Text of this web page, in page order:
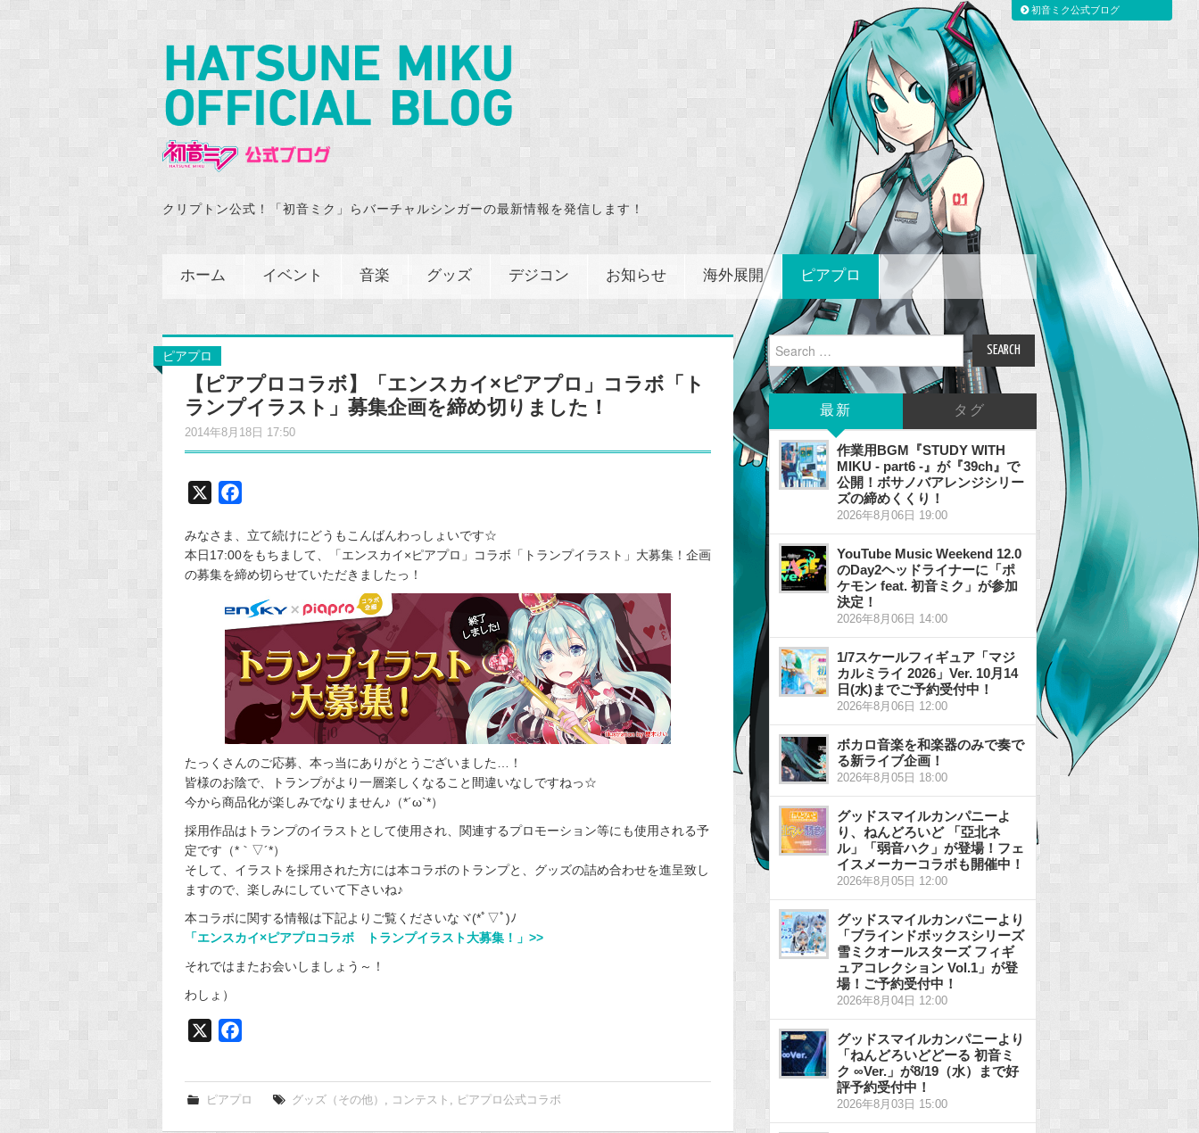
クリプトン公式！「初音ミク」らバーチャルシンガーの最新情報を発信します！
ホーム イベント 音楽 グッズ デジコン お知らせ 海外展開 ピアプロ
ピアプロ
【ピアプロコラボ】「エンスカイ×ピアプロ」コラボ「ト
ランプイラスト」募集企画を締め切りました！
2014年8月18日 17:50
c
e
b
o
o
k
みなさま、立て続けにどうもこんばんわっしょいです☆
本日17:00をもちまして、「エンスカイ×ピアプロ」コラボ「トランプイラスト」大募集！企画
の募集を締め切らせていただきましたっ！
たっくさんのご応募、本っ当にありがとうございました…！
皆様のお陰で、トランプがより一層楽しくなること間違いなしですねっ☆
今から商品化が楽しみでなりません♪（*´ω`*）
採用作品はトランプのイラストとして使用され、関連するプロモーション等にも使用される予
定です（*｀▽´*）
そして、イラストを採用された方には本コラボのトランプと、グッズの詰め合わせを進呈致し
ますので、楽しみにしていて下さいね♪
本コラボに関する情報は下記よりご覧くださいなヾ(*ﾟ▽ﾟ)ﾉ
「エンスカイ×ピアプロコラボ トランプイラスト大募集！」>>
それではまたお会いしましょう～！
わしょ）
e
ピアプロ グッズ（その他） コンテスト ピアプロ公式コラボ
Search
for:
最新 タグ
作業用BGM『STUDY WITH
MIKU - part6 -』が『39ch』で
公開！ボサノバアレンジシリー
ズの締めくくり！
2026年8月06日 19:00
YouTube Music Weekend 12.0
のDay2ヘッドライナーに「ポ
ケモン feat. 初音ミク」が参加
決定！
2026年8月06日 14:00
1/7スケールフィギュア「マジ
カルミライ 2026」Ver. 10月14
日(水)までご予約受付中！
2026年8月06日 12:00
ボカロ音楽を和楽器のみで奏で
る新ライブ企画！
2026年8月05日 18:00
グッドスマイルカンパニーよ
り、ねんどろいど 「亞北ネ
ル」「弱音ハク」が登場！フェ
イスメーカーコラボも開催中！
2026年8月05日 12:00
グッドスマイルカンパニーより
「ブラインドボックスシリーズ
雪ミクオールスターズ フィギ
ュアコレクション Vol.1」が登
場！ご予約受付中！
2026年8月04日 12:00
グッドスマイルカンパニーより
「ねんどろいどどーる 初音ミ
ク ∞Ver.」が8/19（水）まで好
評予約受付中！
2026年8月03日 15:00
初音ミク公式ブログ